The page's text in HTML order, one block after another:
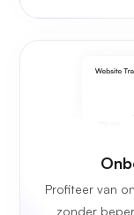
Profiteer van
zonder